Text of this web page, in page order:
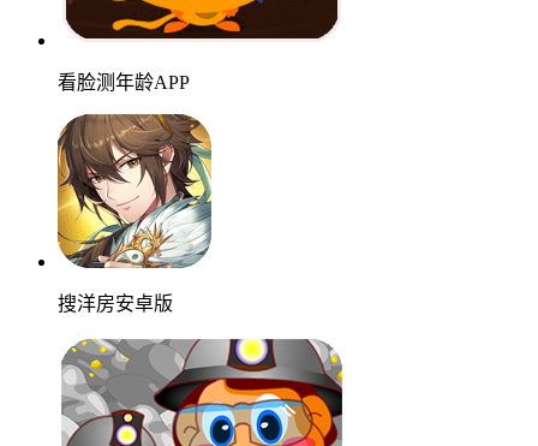
看脸测年龄APP
搜洋房安卓版